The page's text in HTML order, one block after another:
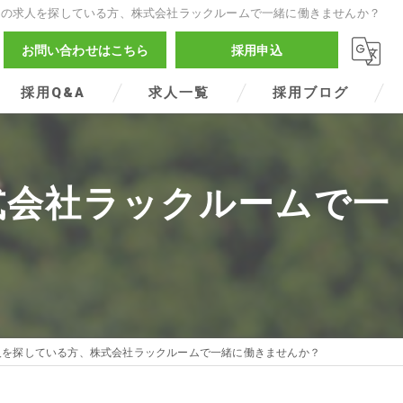
求人を探している方、株式会社ラックルームで一緒に働きませんか？
お問い合わせはこちら 採用申込
採用Q&A 求人一覧 採用ブログ
社ラックルームで一
探している方、株式会社ラックルームで一緒に働きませんか？